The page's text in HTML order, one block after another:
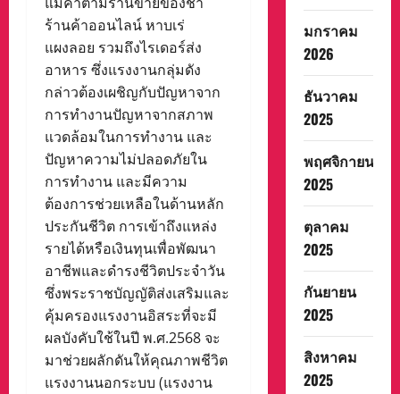
ร้านค้าออนไลน์ หาบเร่
แผงลอย รวมถึงไรเดอร์ส่ง
อาหาร ซึ่งแรงงานกลุ่มดัง
กล่าวต้องเผชิญกับปัญหาจาก
การทำงานปัญหาจากสภาพ
แวดล้อมในการทำงาน และ
ปัญหาความไม่ปลอดภัยใน
การทำงาน และมีความ
ต้องการช่วยเหลือในด้านหลัก
ประกันชีวิต การเข้าถึงแหล่ง
รายได้หรือเงินทุนเพื่อพัฒนา
อาชีพและดำรงชีวิตประจำวัน
ซึ่งพระราชบัญญัติส่งเสริมและ
คุ้มครองแรงงานอิสระที่จะมี
ผลบังคับใช้ในปี พ.ศ.2568 จะ
มาช่วยผลักดันให้คุณภาพชีวิต
แรงงานนอกระบบ (แรงงาน
มกราคม
2026
ธันวาคม
2025
พฤศจิกายน
2025
ตุลาคม
2025
กันยายน
2025
สิงหาคม
2025